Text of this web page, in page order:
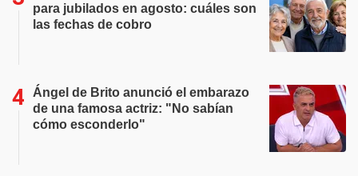
para jubilados en agosto: cuáles son
las fechas de cobro
Ángel de Brito anunció el embarazo
de una famosa actriz: "No sabían
cómo esconderlo"